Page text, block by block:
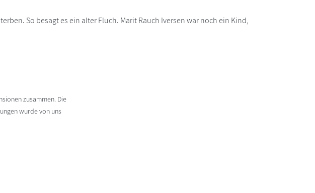
So besagt es ein alter Fluch. Marit Rauch Iversen war noch ein Kind,
zusammen. Die
wurde von uns